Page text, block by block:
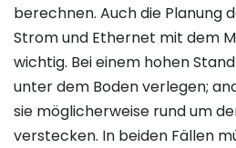
berechnen. Auch die Planung
Strom und Ethernet mit dem
wichtig. Bei einem hohen
unter dem Boden verlegen;
sie möglicherweise rund um
verstecken. In beiden Fällen